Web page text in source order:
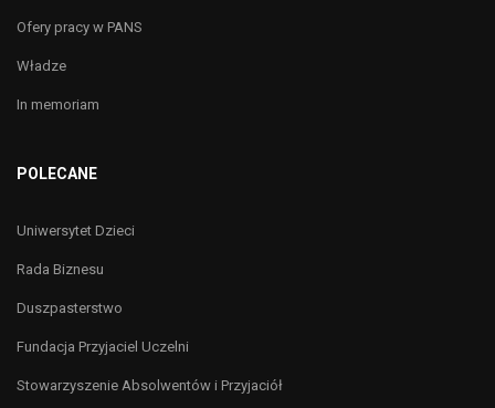
Ofery pracy w PANS
Władze
In memoriam
POLECANE
Uniwersytet Dzieci
Rada Biznesu
Duszpasterstwo
Fundacja Przyjaciel Uczelni
Stowarzyszenie Absolwentów i Przyjaciół